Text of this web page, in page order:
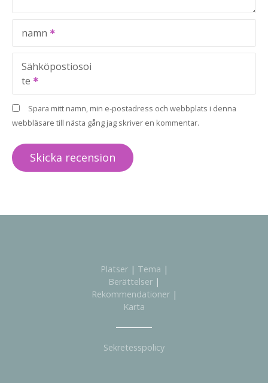
namn
Sähköpostiosoi
te
Spara mitt namn, min e-postadress och webbplats i denna
webbläsare till nästa gång jag skriver en kommentar.
Platser| Tema |
Berättelser |
Rekommendationer|
Karta
Sekretesspolicy